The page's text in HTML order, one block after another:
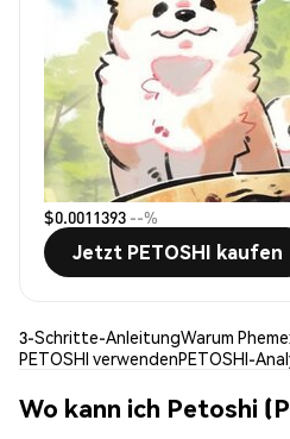
$0.0011393 --%
Jetzt PETOSHI kaufen
3-Schritte-AnleitungWarum
PETOSHI verwendenPETOSHI-
Wo kann ich Petoshi